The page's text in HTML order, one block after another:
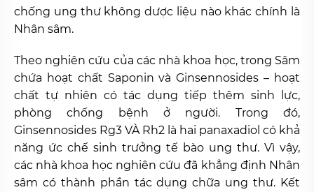
chống ung thư không dược liệu nào khác chính là
Nhân sâm.
Theo nghiên cứu của các nhà khoa học, trong Sâm
chứa hoạt chất Saponin và Ginsennosides – hoạt
chất tự nhiên có tác dụng tiếp thêm sinh lực,
phòng chống bệnh ở người. Trong đó,
Ginsennosides Rg3 VÀ Rh2 là hai panaxadiol có khả
năng ức chế sinh trưởng tế bào ung thư. Vì vậy,
các nhà khoa học nghiên cứu đã khẳng định Nhân
sâm có thành phần tác dụng chữa ung thư. Kết